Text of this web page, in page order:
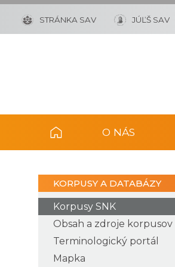
STRÁNKA SAV JÚĽŠ SAV
O NÁS
KORPUSY A DATABÁZY
Korpusy SNK
Obsah a zdroje korpusov
Terminologický portál
Mapka